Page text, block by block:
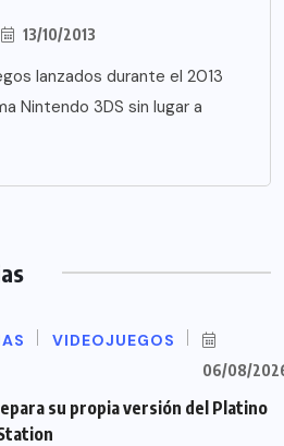
13/10/2013
lanzados durante el 2013
Nintendo 3DS sin lugar a
VIDEOJUEGOS
06/08/
su propia versión del Platino